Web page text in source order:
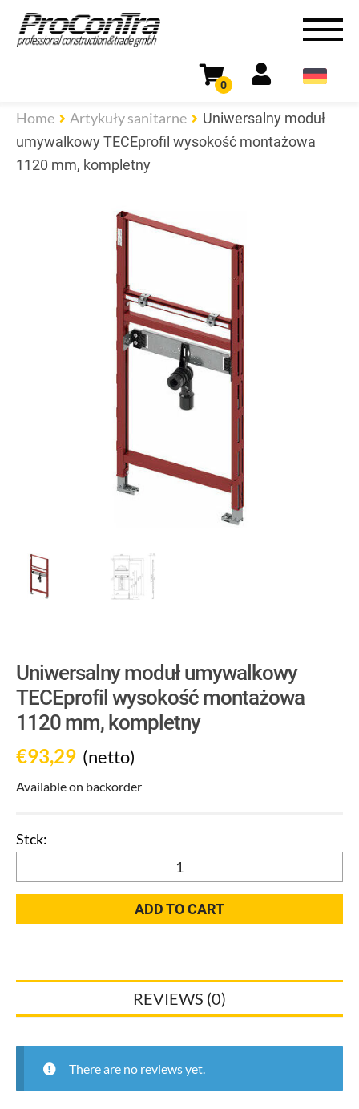
0
Home Artykuły sanitarne
Uniwersalny moduł
umywalkowy TECEprofil wysokość montażowa
1120 mm, kompletny
Uniwersalny moduł umywalkowy
TECEprofil wysokość montażowa
1120 mm, kompletny
€93,29 (netto)
Available on backorder
moduł
TECEprofil
1120
kompletny
quantity
ADD TO CART
REVIEWS (0)
There are no reviews yet.